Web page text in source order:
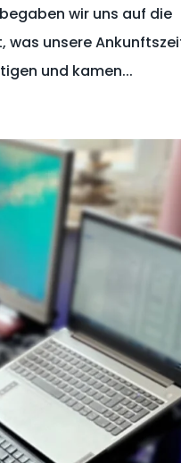
wir uns auf die
was unsere
und kamen...